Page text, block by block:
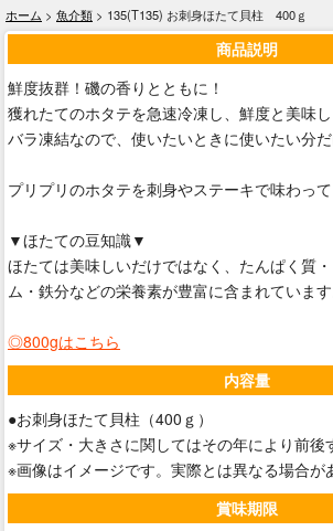
ホーム > 魚介類 > 135(T135) お刺身ほたて貝柱 400ｇ
商品説明
鮮度抜群！磯の香りとともに！
獲れたてのホタテを急速冷凍し、鮮度と美味し
バラ凍結なので、使いたいときに使いたい分
プリプリのホタテを刺身やステーキで味わって
▼ほたての豆知識▼
ほたては美味しいだけではなく、たんぱく質
ム・鉄分などの栄養素が豊富に含まれています
◎800gはこちら
内容量
●お刺身ほたて貝柱（400ｇ）
※サイズ・大きさに関してはその年により前後
※画像はイメージです。実際とは異なる場合が
賞味期限